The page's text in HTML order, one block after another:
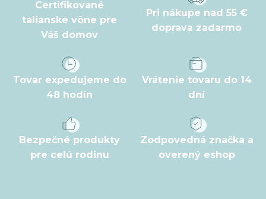
Certifikované
talianske vône pre
Váš domov
Pri nákupe nad 55 €
doprava zadarmo
Tovar expedujeme do
48 hodín
Vrátenie tovaru do 14
dní
Bezpečné produkty
pre celú rodinu
Zodpovedná značka a
overený eshop